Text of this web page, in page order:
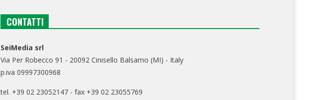
CONTATTI
SeiMedia srl
Via Per Robecco 91 - 20092 Cinisello Balsamo (MI) - Italy
p.iva 09997300968
tel. +39 02 23052147 - fax +39 02 23055769